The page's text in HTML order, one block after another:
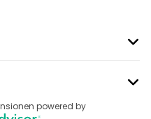
powered by